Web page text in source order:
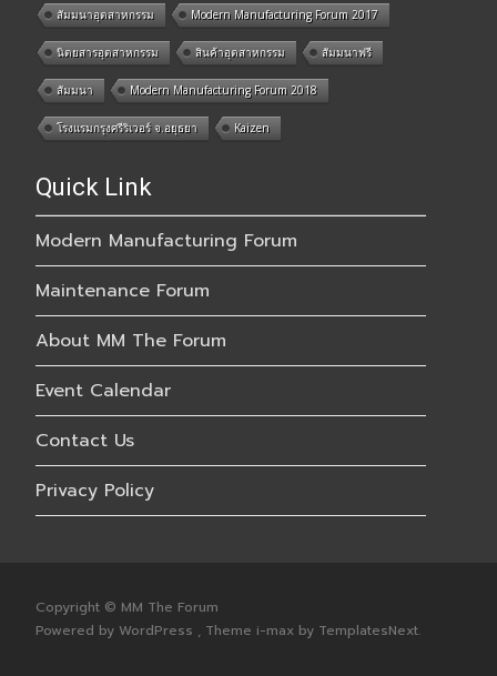
สัมมนาอุตสาหกรรม Modern Manufacturing Forum 2017
นิตยสารอุตสาหกรรม สินค้าอุตสาหกรรม สัมมนาฟรี
สัมมนา Modern Manufacturing Forum 2018
โรงแรมกรุงศรีริเวอร์ จ.อยุธยา Kaizen
Quick Link
Modern Manufacturing Forum
Maintenance Forum
About MM The Forum
Event Calendar
Contact Us
Privacy Policy
Copyright © MM The Forum
Powered by WordPress , Theme i-max by TemplatesNext.